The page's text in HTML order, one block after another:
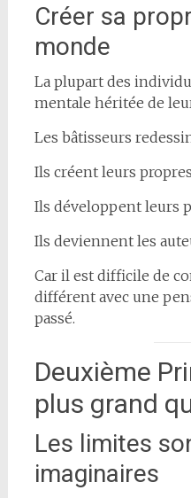
Créer sa
monde
La plupart des
mentale héritée de
Les bâtisseurs
Ils créent leurs
Ils développent leurs
Ils deviennent les
Car il est difficile de
différent avec une
passé.
Deuxième
plus grand
Les limites
imaginaires